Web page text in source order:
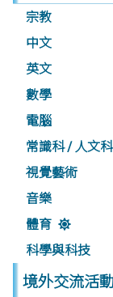
宗教
中文
英文
數學
電腦
常識科 / 人文科
視覺藝術
音樂
體育
科學與科技
境外交流活